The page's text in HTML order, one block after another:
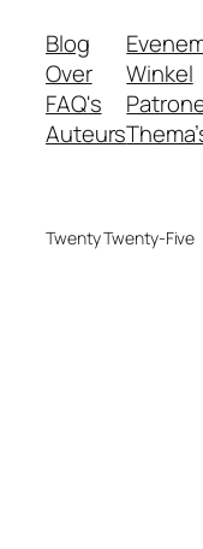
Blog
Over
FAQ's
Auteurs
Winkel
Twenty Twenty-Five